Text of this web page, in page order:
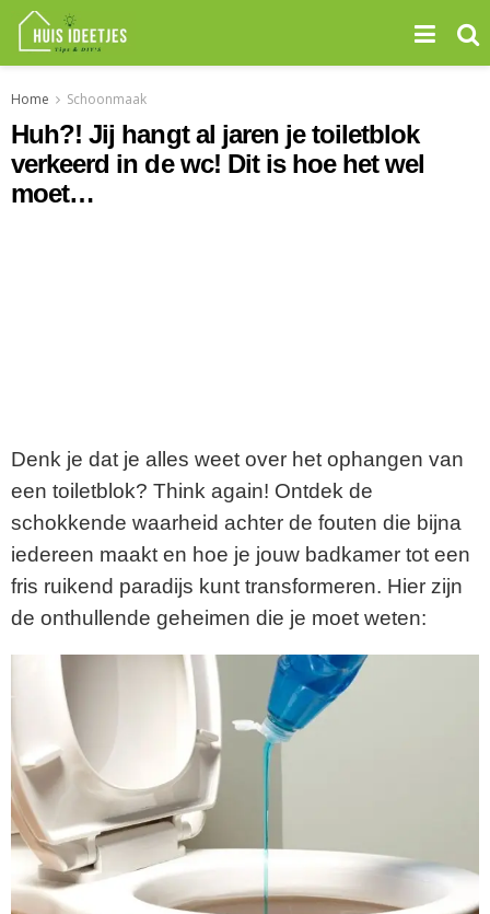
Home Schoonmaak
Huh?! Jij hangt al jaren je toiletblok
verkeerd in de wc! Dit is hoe het wel
moet…
Denk je dat je alles weet over het ophangen van
een toiletblok? Think again! Ontdek de
schokkende waarheid achter de fouten die bijna
iedereen maakt en hoe je jouw badkamer tot een
fris ruikend paradijs kunt transformeren. Hier zijn
de onthullende geheimen die je moet weten: